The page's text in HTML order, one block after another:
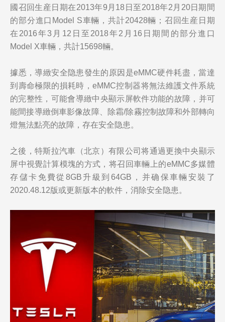
國召回生産日期在2013年9月18日至2018年2月20日期間
的部分進口Model S車輛，共計20428輛；召回生産日期
在2016年3月12日至2018年2月16日期間的部分進口
Model X車輛，共計15698輛。
據悉，導緻安全隐患發生的原因是eMMC硬件耗盡，當達
到壽命極限的損耗時，eMMC控制器将無法維護文件系統
的完整性，可能會導緻中央顯示屏軟件功能的故障，并可
能間接導緻倒車影像故障、除霜/除霧控制故障和外部轉向
燈無法點亮的故障，存在安全隐患。
之後，特斯拉汽車（北京）有限公司将通過更換中央顯示
屏中視覺計算模塊的方式，将召回車輛上的eMMC多媒體
存儲卡免費從8GB升級到64GB，并确保車輛安裝了
2020.48.12版或更新版本的軟件，消除安全隐患。